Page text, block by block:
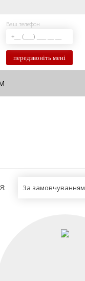
Ваш телефон
передзвоніть мені
За замовчуванням